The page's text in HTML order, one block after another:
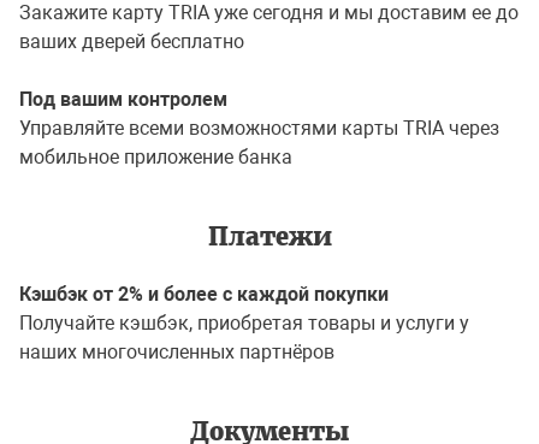
Закажите карту TRIA уже сегодня и мы доставим ее до
ваших дверей бесплатно
Под вашим контролем
Управляйте всеми возможностями карты TRIA через
мобильное приложение банка
Платежи
Кэшбэк от 2% и более с каждой покупки
Получайте кэшбэк, приобретая товары и услуги у
наших многочисленных партнёров
Документы